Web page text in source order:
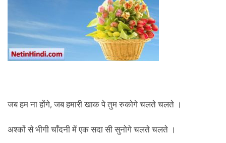
जब हम ना होंगे, जब हमारी खाक पे तुम रुकोगे चलते चलते ।
अश्कों से भीगी चाँदनी में एक सदा सी सुनोगे चलते चलते ।